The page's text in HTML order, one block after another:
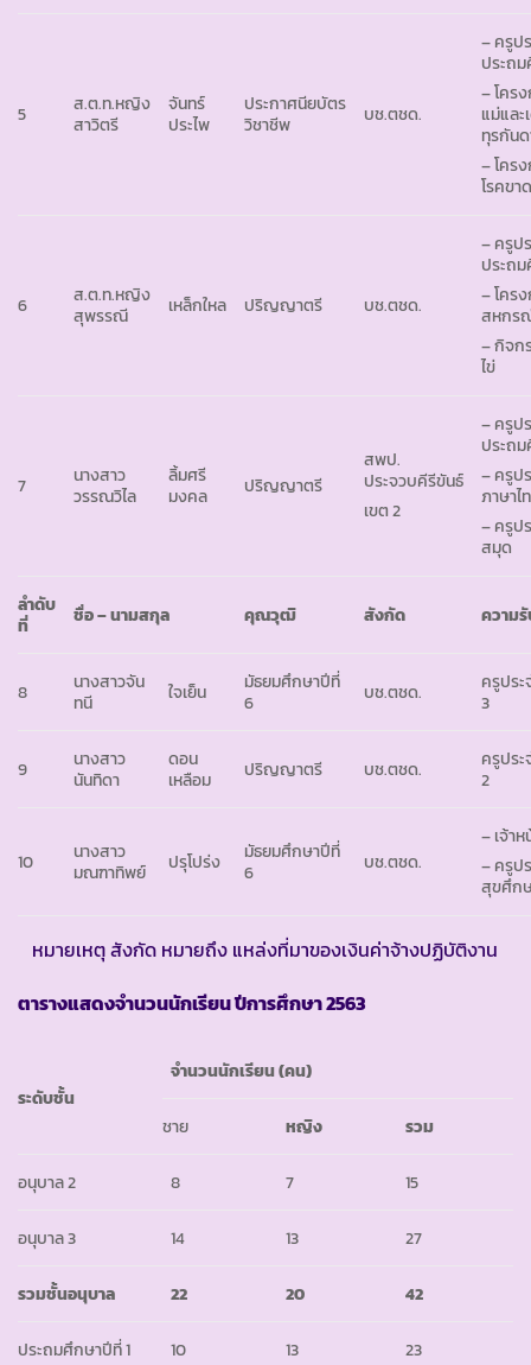
5
ส.ต.ท.หญิง
สาวิตรี
จันทร์
ประไพ
ประกาศนียบัตร
วิชาชีพ
บช.ตชด.
– ครูป
ประถ
– โคร
แม่และ
ทุรกัน
– โคร
โรคขา
6
ส.ต.ท.หญิง
สุพรรณี
เหล็กใหล ปริญญาตรี บช.ตชด.
– ครูป
ประถ
– โคร
สหกร
– กิจก
ไข่
7
นางสาว
วรรณวิไล
ลิ้มศรี
มงคล
ปริญญาตรี
สพป.
ประจวบคีรีขันธ์
เขต 2
– ครูป
ประถ
– ครูป
ภาษาไ
– ครูป
สมุด
ลำดับ
ที่
ชื่อ – นามสกุล คุณวุฒิ สังกัด ความ
8
นางสาวจัน
ทนี
ใจเย็น
มัธยมศึกษาปีที่
6
บช.ตชด.
ครูปร
3
9
นางสาว
นันทิดา
ดอน
เหลือม
ปริญญาตรี บช.ตชด.
ครูปร
2
10
นางสาว
มณฑาทิพย์
ปรุโปร่ง
มัธยมศึกษาปีที่
6
บช.ตชด.
– เจ้า
– ครูป
สุขศึก
หมายเหตุ สังกัด หมายถึง แหล่งที่มาของเงินค่าจ้างปฏิบัติงาน
ตารางแสดงจำนวนนักเรียน ปีการศึกษา2563
ระดับชั้น
จำนวนนักเรียน (คน)
ชาย หญิง รวม
อนุบาล 2 8 7 15
อนุบาล 3 14 13 27
รวมชั้นอนุบาล 22 20 42
ประถมศึกษาปีที่ 1 10 13 23